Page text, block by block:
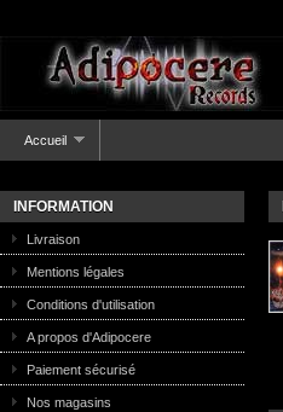
Accueil
INFORMATION
Livraison
Mentions légales
Conditions d'utilisation
A propos d'Adipocere
Paiement sécurisé
Nos magasins